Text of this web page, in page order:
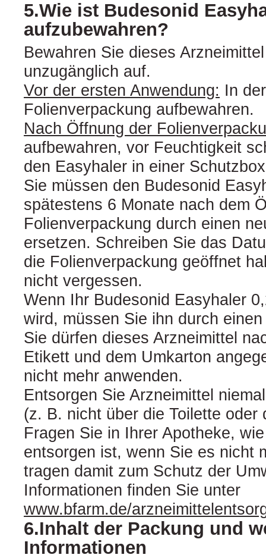
5.Wie ist Budesonid
aufzubewahren?
Bewahren Sie dieses
unzugänglich auf.
Vor der ersten Anwendung: In
Folienverpackung aufbewahren.
Nach Öffnung der
aufbewahren, vor Feuchtigkeit
den Easyhaler in einer
Sie müssen den Budesonid
spätestens 6 Monate nach dem
Folienverpackung durch einen
ersetzen. Schreiben Sie das
die Folienverpackung geöffnet
nicht vergessen.
Wenn Ihr Budesonid Easyhaler
wird, müssen Sie ihn durch
Sie dürfen dieses Arzneimittel
Etikett und dem Umkarton
nicht mehr anwenden.
Entsorgen Sie Arzneimittel
(z. B. nicht über die Toilette oder
Fragen Sie in Ihrer Apotheke,
entsorgen ist, wenn Sie es nicht
tragen damit zum Schutz der
Informationen finden Sie unter
www.bfarm.de/
6.Inhalt der Packung und
Informationen